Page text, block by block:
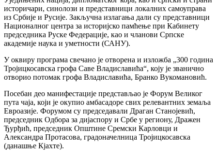
историчари, синолози и представници локалних самоуправа
из Србије и Русије. Закључна излагања дали су представници
Националног центра за историјско памћење при Кабинету
председника Руске Федерације, као и чланови Српске
академије наука и уметности (САНУ).
У оквиру програма свечано је отворена и изложба „300 година
Тројицкосавска грофа Саве Владиславића“, коју је званично
отворио потомак грофа Владиславића, Бранко Вукомановић.
Посебан део манифестације представљао је Форум Великог
пута чаја, који је окупио амбасадоре свих релевантних земаља
Евроазије. Форумом су председавали Драган Станојевић,
председник Одбора за дијаспору и Србе у региону, Дражен
Ђурђић, председник Општине Сремски Карловци и
Александра Протасова, градоначелница Тројицкосавска
(данашње Кјахте).